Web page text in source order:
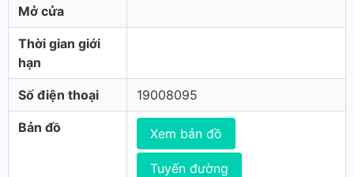
Mở cửa
Thời gian giới
hạn
Số điện thoại 19008095
Bản đồ Xem bản đồ
Tuyến đường